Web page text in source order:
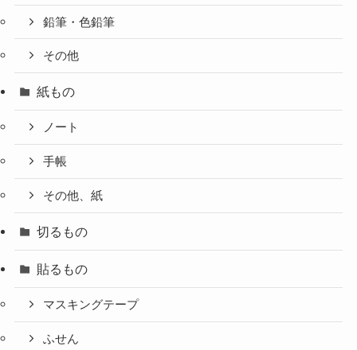
鉛筆・色鉛筆
その他
紙もの
ノート
手帳
その他、紙
切るもの
貼るもの
マスキングテープ
ふせん